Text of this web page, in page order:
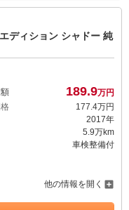
ディション シャドー 純
189.9万円
177. 4万円
2017年
5.9万km
車検整備付
他の情報を開く